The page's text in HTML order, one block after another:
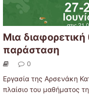
Μια διαφορετική
παράσταση
0
Εργασία της Αρσενάκη
πλαίσιο του μαθήματος